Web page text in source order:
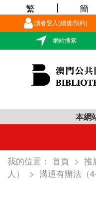
讀者登入(續借/預約)
網站搜索
繁 簡
本網
我的位置： 首頁 > 推
人）
> 溝通有辦法（4-